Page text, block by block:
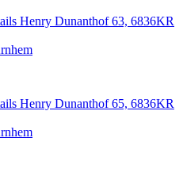
Henry Dunanthof 63, 6836KR
Henry Dunanthof 65, 6836KR